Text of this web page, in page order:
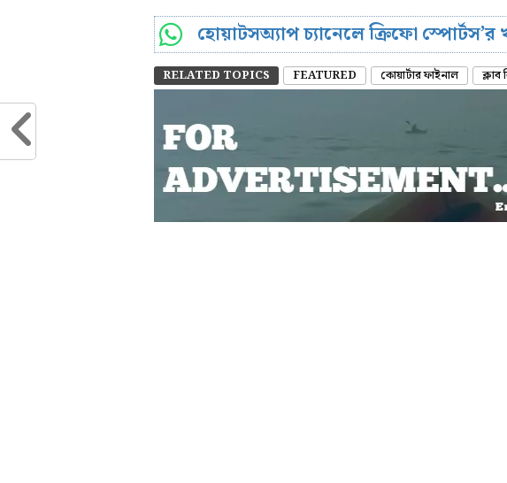
হোয়াটসঅ্যাপ চ্যানেলে ক্রিফো
RELATED TOPICS FEATURED কোয়ার্টার ফাইনাল ক্লাব